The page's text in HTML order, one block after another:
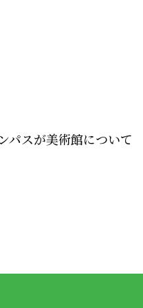
パスが美術館について